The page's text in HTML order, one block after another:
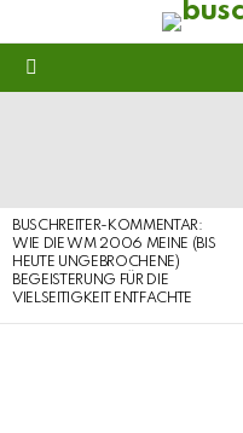
BUSCHREITER-KOMMENTAR:
WIE DIE WM 2006 MEINE (BIS
HEUTE UNGEBROCHENE)
BEGEISTERUNG FÜR DIE
VIELSEITIGKEIT ENTFACHTE